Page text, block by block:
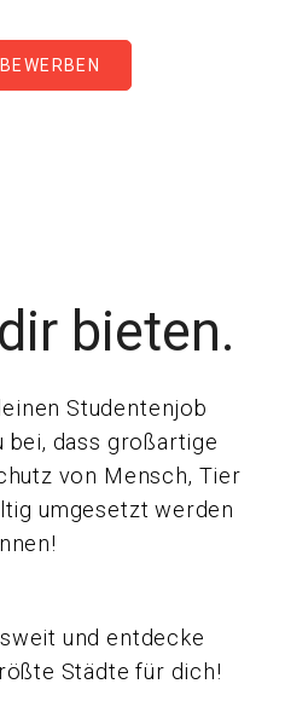
bieten.
Studentenjob
dass großartige
von Mensch, Tier
umgesetzt werden
und entdecke
Städte für dich!